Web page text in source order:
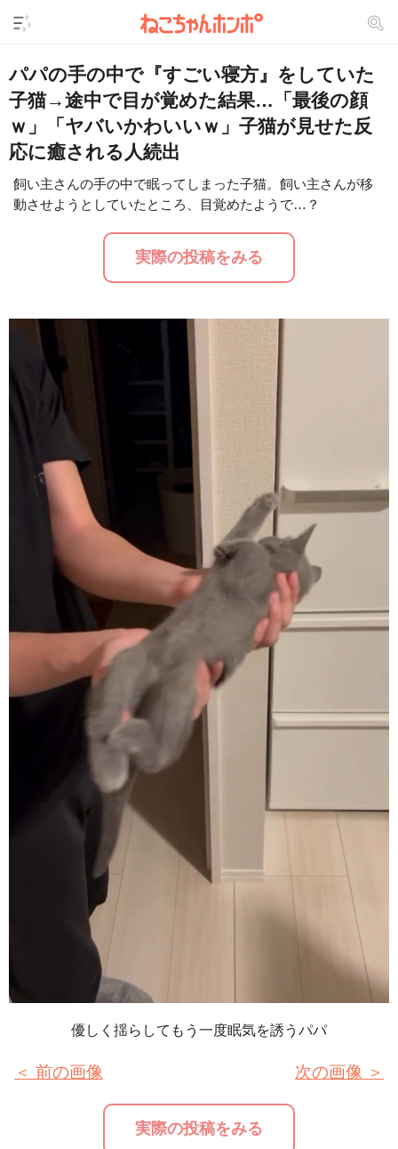
パパの手の中で『すごい寝方』をしていた
子猫→途中で目が覚めた結果…「最後の顔
ｗ」「ヤバいかわいいｗ」子猫が見せた反
応に癒される人続出
U
/
L
.
飼い主さんの手の中で眠ってしまった子猫。飼い主さんが移
動させようとしていたところ、目覚めたようで…？
実際の投稿をみる
優しく揺らしてもう一度眠気を誘うパパ
＜ 前の画像
実際の投稿をみる
次の画像 ＞